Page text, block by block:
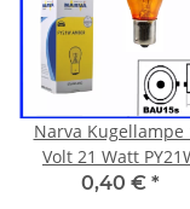
Narva Kugellampe
Volt 21 Watt
BAU15s amber
0,40 € *